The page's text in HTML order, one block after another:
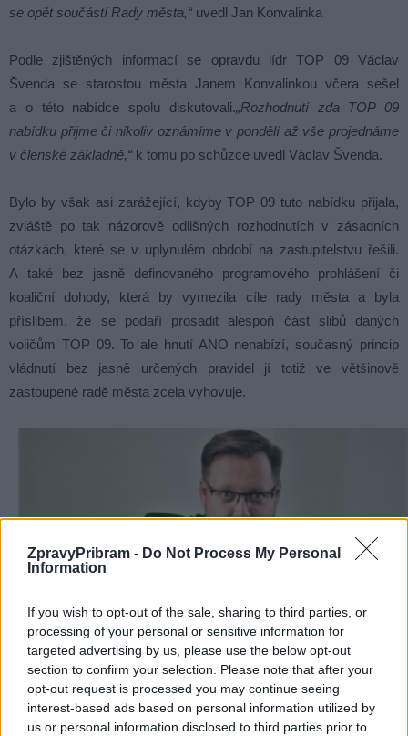
ZpravyPribram - Do Not Process My Personal
Information
If you wish to opt-out of the sale, sharing to third parties, or
processing of your personal or sensitive information for
targeted advertising by us, please use the below opt-out
section to confirm your selection. Please note that after your
opt-out request is processed you may continue seeing
interest-based ads based on personal information utilized by
us or personal information disclosed to third parties prior to
se opět součástí Rady města,“ uvedl Jan Konvalinka
Podle zjištěných informací se opravdu lídr TOP 09 Václav
Švenda se starostou města Janem Konvalinkou včera sešel
a o této nabídce spolu diskutovali.„Rozhodnutí zda TOP 09
nabídku přijme či nikoliv oznámíme v pondělí až vše projednáme
v členské základně,“ k tomu po schůzce uvedl Václav Švenda.
Bylo by však asi zarážející, kdyby TOP 09 tuto nabídku přijala,
zvláště po tak názorově odlišných rozhodnutích v zásadních
otázkách, které se v uplynulém období na zastupitelstvu řešili.
A také bez jasně definovaného programového prohlášení či
koaliční dohody, která by vymezila cíle rady města a byla
příslibem, že se podaří prosadit alespoň část slibů daných
voličům TOP 09. To ale hnutí ANO nenabízí, současný princip
vládnutí bez jasně určených pravidel jí totiž ve většinově
zastoupené radě města zcela vyhovuje.